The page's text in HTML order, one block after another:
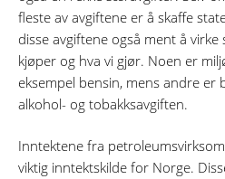
fleste av avgiftene er å skaffe
disse avgiftene også ment å virke
kjøper og hva vi gjør. Noen er
eksempel bensin, mens andre er
alkohol- og tobakksavgiften.
Inntektene fra
viktig inntektskilde for Norge.